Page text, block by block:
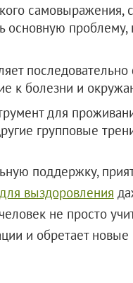
самовыражения,
основную
к болезни и
для
групповые
поддержку,
выздоровления
не просто
и обретает